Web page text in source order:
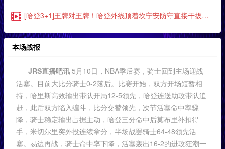
[哈登3+1]王牌对王牌！哈登外线顶着坎宁安防守直接干拔三分命中，还造加
本场战报
JRS直播吧讯 5月10日，NBA季后赛，骑士回到主场迎战
活塞。目前大比分骑士0-2落后。比赛开始，双方开场短暂相
持，哈里斯高效输出带队开局12-5领先，哈登连送助攻带队追
赶，此后双方陷入缠斗，比分交替领先，次节活塞命中率骤
降，骑士稳定输出占据主动，哈登三分命中后莫布里补扣得
手，米切尔里突外投连续拿分，半场战罢骑士64-48领先活
塞。易边再战，骑士命中率下降，活塞轰出16-2的进攻狂潮一